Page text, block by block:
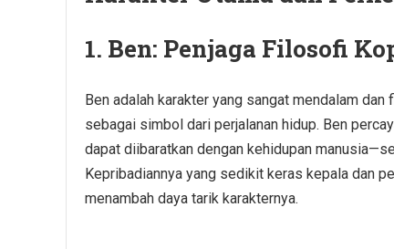
1. Ben: Penjaga Filosofi
Ben adalah karakter yang sangat mendalam
sebagai simbol dari perjalanan hidup. Ben
dapat diibaratkan dengan kehidupan
Kepribadiannya yang sedikit keras kepala dan
menambah daya tarik karakternya.